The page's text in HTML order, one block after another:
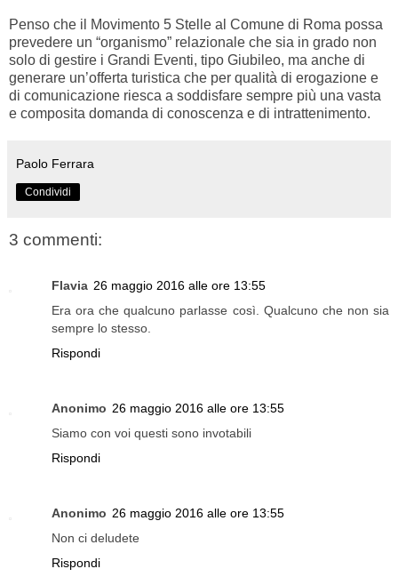
Penso che il Movimento 5 Stelle al Comune di Roma possa
prevedere un “organismo” relazionale che sia in grado non
solo di gestire i Grandi Eventi, tipo Giubileo, ma anche di
generare un’offerta turistica che per qualità di erogazione e
di comunicazione riesca a soddisfare sempre più una vasta
e composita domanda di conoscenza e di intrattenimento.
Paolo Ferrara
Condividi
3 commenti:
Flavia 26 maggio 2016 alle ore 13:55
Era ora che qualcuno parlasse così. Qualcuno che non sia
sempre lo stesso.
Rispondi
Anonimo 26 maggio 2016 alle ore 13:55
Siamo con voi questi sono invotabili
Rispondi
Anonimo 26 maggio 2016 alle ore 13:55
Non ci deludete
Rispondi